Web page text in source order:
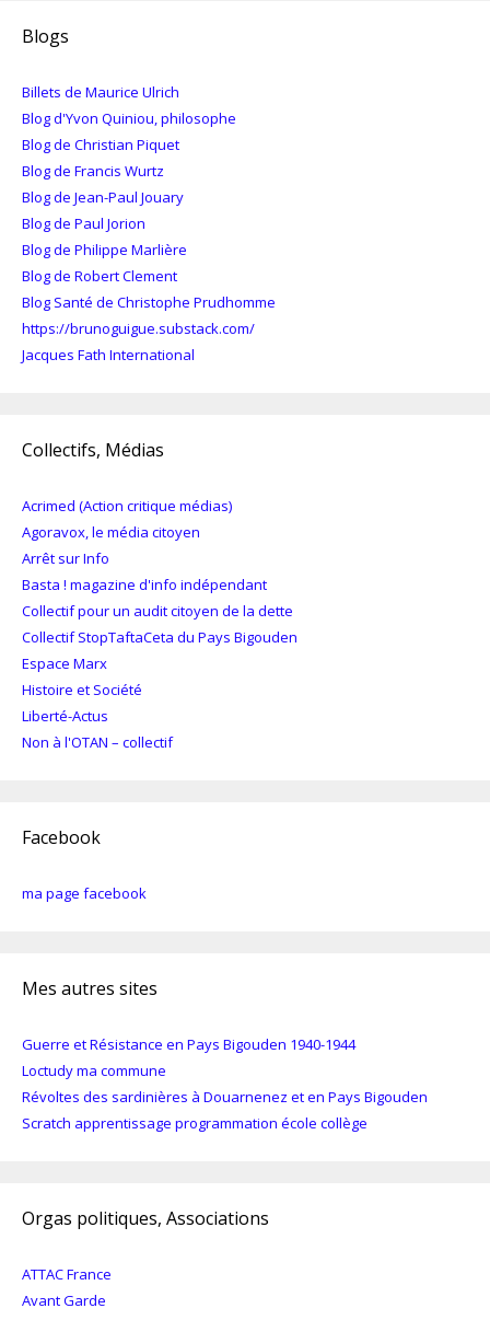
Blogs
Billets de Maurice Ulrich
Blog d'Yvon Quiniou, philosophe
Blog de Christian Piquet
Blog de Francis Wurtz
Blog de Jean-Paul Jouary
Blog de Paul Jorion
Blog de Philippe Marlière
Blog de Robert Clement
Blog Santé de Christophe Prudhomme
https://brunoguigue.substack.com/
Jacques Fath International
Collectifs, Médias
Acrimed (Action critique médias)
Agoravox, le média citoyen
Arrêt sur Info
Basta ! magazine d'info indépendant
Collectif pour un audit citoyen de la dette
Collectif StopTaftaCeta du Pays Bigouden
Espace Marx
Histoire et Société
Liberté-Actus
Non à l'OTAN – collectif
Facebook
ma page facebook
Mes autres sites
Guerre et Résistance en Pays Bigouden 1940-1944
Loctudy ma commune
Révoltes des sardinières à Douarnenez et en Pays Bigouden
Scratch apprentissage programmation école collège
Orgas politiques, Associations
ATTAC France
Avant Garde